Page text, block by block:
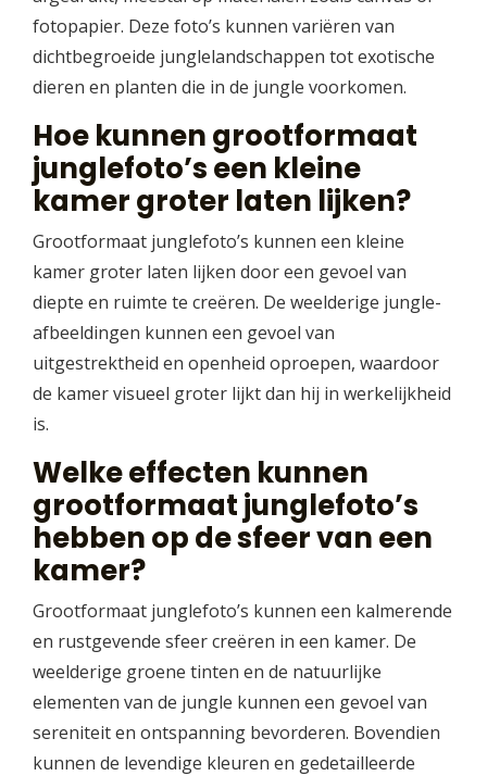
fotopapier. Deze foto’s kunnen variëren van
dichtbegroeide junglelandschappen tot exotische
dieren en planten die in de jungle voorkomen.
Hoe kunnen grootformaat
junglefoto’s een kleine
kamer groter laten lijken?
Grootformaat junglefoto’s kunnen een kleine
kamer groter laten lijken door een gevoel van
diepte en ruimte te creëren. De weelderige jungle-
afbeeldingen kunnen een gevoel van
uitgestrektheid en openheid oproepen, waardoor
de kamer visueel groter lijkt dan hij in werkelijkheid
is.
Welke effecten kunnen
grootformaat junglefoto’s
hebben op de sfeer van een
kamer?
Grootformaat junglefoto’s kunnen een kalmerende
en rustgevende sfeer creëren in een kamer. De
weelderige groene tinten en de natuurlijke
elementen van de jungle kunnen een gevoel van
sereniteit en ontspanning bevorderen. Bovendien
kunnen de levendige kleuren en gedetailleerde